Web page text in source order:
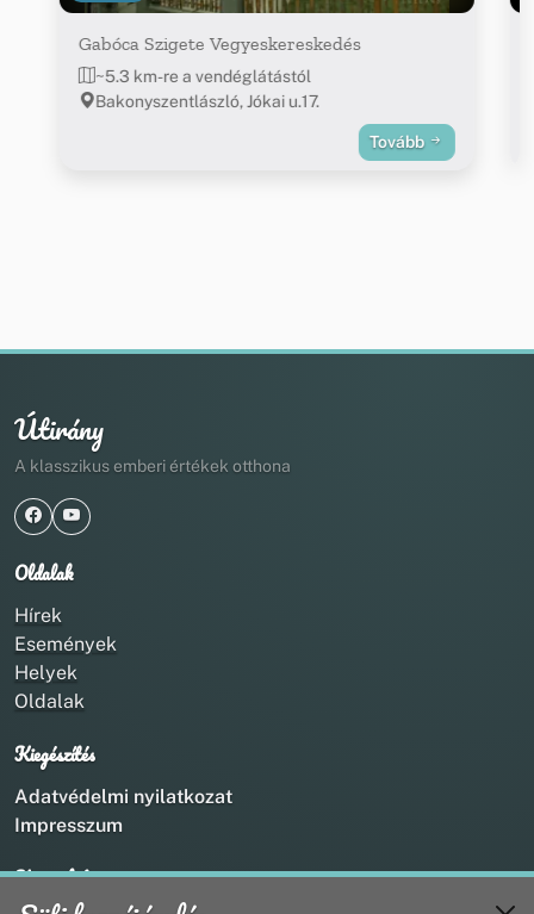
Gabóca Szigete Vegyeskereskedés
~5.3 km-re a vendéglátástól
Bakonyszentlászló, Jókai u.17.
Tovább
Útirány
A klasszikus emberi értékek otthona
Oldalak
Hírek
Események
Helyek
Oldalak
Kiegészítés
Adatvédelmi nyilatkozat
Impresszum
Kapcsolat